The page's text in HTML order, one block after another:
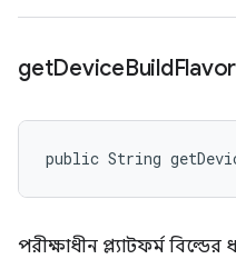
getDeviceBuildFlavor
public String
পরীক্ষাধীন প্ল্যাটফর্ম